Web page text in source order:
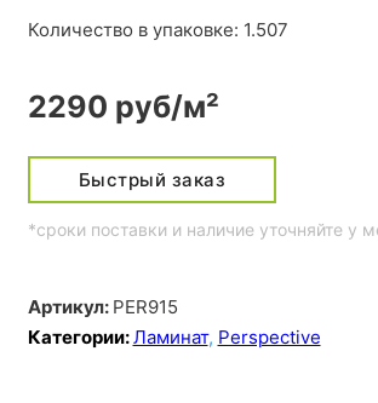
Количество в упаковке: 1.507
2290 руб/м²
Быстрый заказ
*сроки поставки и наличие уточняйте у
Артикул: PER915
Категории:Ламинат, Perspective